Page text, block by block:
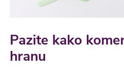
Pazite kako
hranu